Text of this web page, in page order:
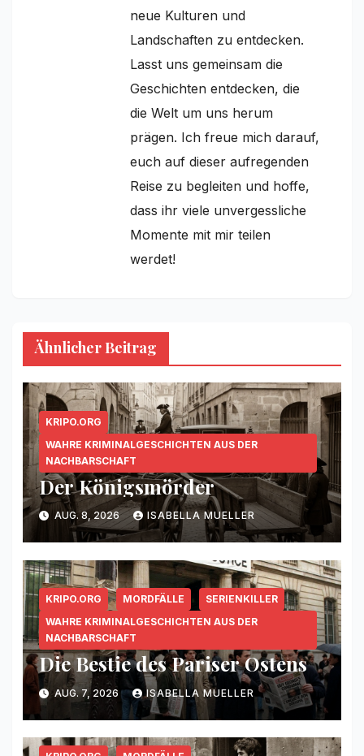
neue Kulturen und
Landschaften zu entdecken.
Lasst uns gemeinsam die
Geschichten entdecken, die
die Welt um uns herum
prägen. Ich freue mich darauf,
euch auf dieser aufregenden
Reise zu begleiten und hoffe,
dass ihr viele unvergessliche
Momente mit mir teilen
werdet!
Ähnlicher Beitrag
KRIPO.ORG
WAHRE KRIMINALGESCHICHTEN AUS DER
NACHBARSCHAFT
Der Königsmörder
AUG. 8, 2026 ISABELLA MUELLER
KRIPO.ORG MORDFÄLLE
SERIENKILLER
WAHRE KRIMINALGESCHICHTEN AUS DER
NACHBARSCHAFT
Die Bestie des Pariser Ostens
AUG. 7, 2026 ISABELLA MUELLER